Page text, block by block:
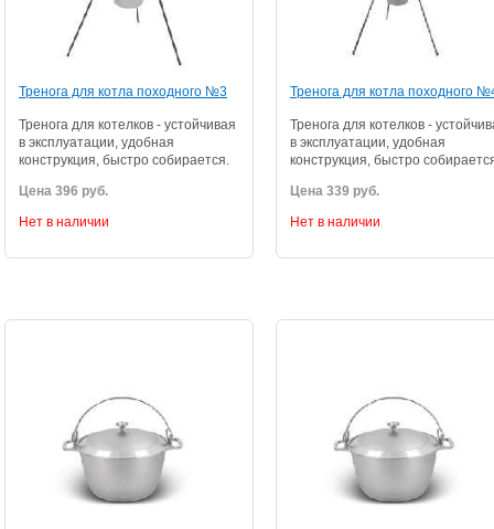
Тренога для котла походного №3
Тренога для котелков - устойчивая
в эксплуатации, удобная
конструкция, быстро собирается.
Цена 396 руб.
Нет в наличии
Тренога для котла походного
Тренога для котелков -
в эксплуатации, удобная
конструкция, быстро
Цена 339 руб.
Нет в наличии